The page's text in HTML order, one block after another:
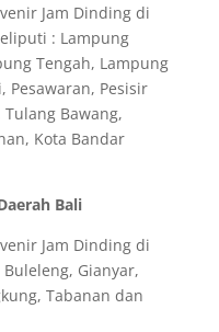
Jam Dinding di
: Lampung
Tengah, Lampung
Pesawaran, Pesisir
Bawang,
Kota Bandar
Bali
Jam Dinding di
Gianyar,
Tabanan dan